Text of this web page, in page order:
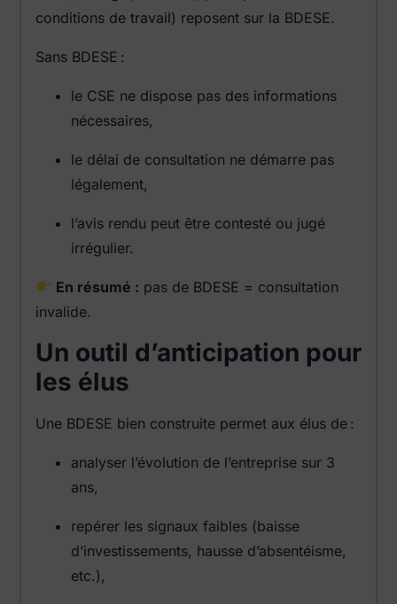
conditions de travail) reposent sur la BDESE.
Sans BDESE :
le CSE ne dispose pas des informations
nécessaires,
le délai de consultation ne démarre pas
légalement,
l’avis rendu peut être contesté ou jugé
irrégulier.
En résumé : pas de BDESE = consultation
invalide.
Un outil d’anticipation pour
les élus
Une BDESE bien construite permet aux élus de :
analyser l’évolution de l’entreprise sur 3
ans,
repérer les signaux faibles (baisse
d’investissements, hausse d’absentéisme,
etc.),